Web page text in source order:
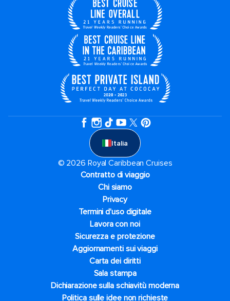
Italia
© 2026 Royal Caribbean Cruises
Contratto di viaggio
Chi siamo
Privacy
Termini d'uso digitale
Lavora con noi
Sicurezza e protezione
Aggiornamenti sui viaggi
Carta dei diritti
Sala stampa
Dichiarazione sulla schiavitù moderna
Politica sulle idee non richieste